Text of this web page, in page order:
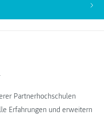
Partnerhochschulen
Erfahrungen und erweitern